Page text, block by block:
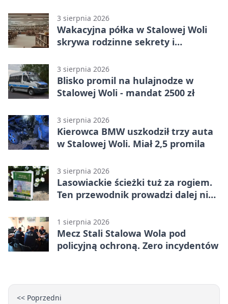
3 sierpnia 2026
Wakacyjna półka w Stalowej Woli
skrywa rodzinne sekrety i
3 sierpnia 2026
Blisko promil na hulajnodze w
Stalowej Woli - mandat 2500 zł
3 sierpnia 2026
Kierowca BMW uszkodził trzy auta
w Stalowej Woli. Miał 2,5 promila
3 sierpnia 2026
Lasowiackie ścieżki tuż za rogiem.
Ten przewodnik prowadzi dalej niż
1 sierpnia 2026
Mecz Stali Stalowa Wola pod
policyjną ochroną. Zero incydentów
<< Poprzedni